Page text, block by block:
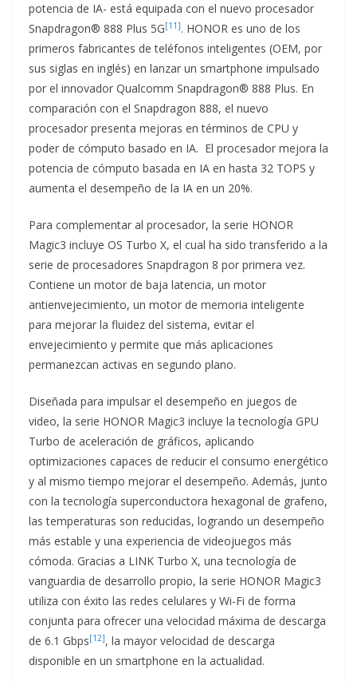
potencia de IA- está equipada con el nuevo procesador
Snapdragon® 888 Plus 5G[11]. HONOR es uno de los
primeros fabricantes de teléfonos inteligentes (OEM, por
sus siglas en inglés) en lanzar un smartphone impulsado
por el innovador Qualcomm Snapdragon® 888 Plus. En
comparación con el Snapdragon 888, el nuevo
procesador presenta mejoras en términos de CPU y
poder de cómputo basado en IA. El procesador mejora la
potencia de cómputo basada en IA en hasta 32 TOPS y
aumenta el desempeño de la IA en un 20%.
Para complementar al procesador, la serie HONOR
Magic3 incluye OS Turbo X, el cual ha sido transferido a la
serie de procesadores Snapdragon 8 por primera vez.
Contiene un motor de baja latencia, un motor
antienvejecimiento, un motor de memoria inteligente
para mejorar la fluidez del sistema, evitar el
envejecimiento y permite que más aplicaciones
permanezcan activas en segundo plano.
Diseñada para impulsar el desempeño en juegos de
video, la serie HONOR Magic3 incluye la tecnología GPU
Turbo de aceleración de gráficos, aplicando
optimizaciones capaces de reducir el consumo energético
y al mismo tiempo mejorar el desempeño. Además, junto
con la tecnología superconductora hexagonal de grafeno,
las temperaturas son reducidas, logrando un desempeño
más estable y una experiencia de videojuegos más
cómoda. Gracias a LINK Turbo X, una tecnología de
vanguardia de desarrollo propio, la serie HONOR Magic3
utiliza con éxito las redes celulares y Wi-Fi de forma
conjunta para ofrecer una velocidad máxima de descarga
de 6.1 Gbps[12], la mayor velocidad de descarga
disponible en un smartphone en la actualidad.